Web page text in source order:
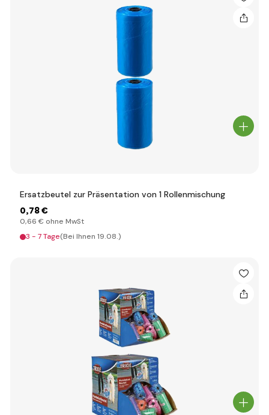
Ersatzbeutel zur Präsentation von 1 Rollenmischung
0,78 €
0,66 € ohne MwSt
3 - 7 Tage(Bei Ihnen 19.08.)